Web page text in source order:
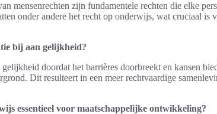
mensenrechten zijn fundamentele rechten die elke
onder andere het recht op onderwijs, wat cruciaal is
bij aan gelijkheid?
doordat het barrières doorbreekt en kansen
Dit resulteert in een meer rechtvaardige
essentieel voor maatschappelijke ontwikkeling?